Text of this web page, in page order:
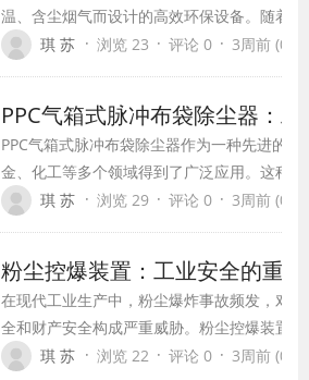
温、含尘烟气而设计的高效环保设备。随着
属等行业的快速发展，电弧炉冶炼工艺因其
现，有效解决了这一难题，成为现代工业烟
缺的关键设备。
琪 苏 · 浏览 23 · 评论 0 · 3周前 (07-
PPC气箱式脉冲布袋除尘器：
PPC气箱式脉冲布袋除尘器作为一种先进的
金、化工等多个领域得到了广泛应用。这种
各类袋式除尘器的优点，克服了传统除尘技
琪 苏 · 浏览 29 · 评论 0 · 3周前 (07-
粉尘控爆装置：工业安全的重
在现代工业生产中，粉尘爆炸事故频发，对
全和财产安全构成严重威胁。粉尘控爆装置
范粉尘爆炸的关键技术手段，在保障工业生
琪 苏 · 浏览 22 · 评论 0 · 3周前 (07-